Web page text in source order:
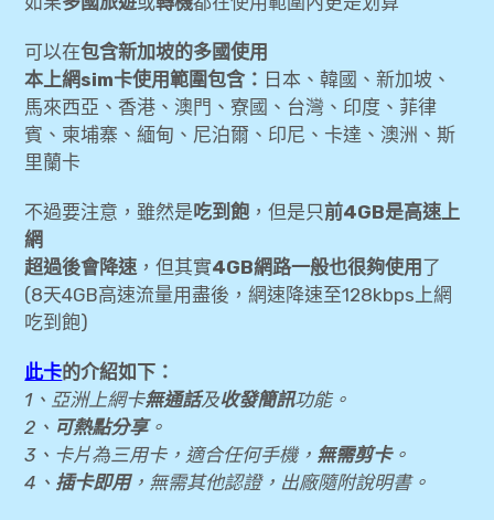
程景點參考
[飛行紀錄] 長榮航空 台北TPE✈新加坡 SIN
皇璽桂冠艙(商務艙) Kitty 彩繪機
豪華經濟艙(菁英艙)及SATS貴賓室
[新加坡旅遊] 事先購買票劵及行程參考
[新加坡旅遊] 18by3青年旅館(Eighteen By
Three Cabins)
[新加坡旅遊] 麥士威熟食中心
可以在包含新加坡的多國使用
本上網sim卡使用範圍包含： 日本、韓國、新加坡、
馬來西亞、香港、澳門、寮國、台灣、印度、菲律
賓、柬埔寨、緬甸、尼泊爾、印尼、卡達、澳洲、斯
里蘭卡
不過要注意，雖然是吃到飽 ，但是只前4GB是高速上
網
超過後會降速，但其實4GB網路一般也很夠使用 了
(8天4GB高速流量用盡後，網速降速至128kbps上網
吃到飽)
此卡的介紹如下：
1、亞洲上網卡無通話及收發簡訊功能。
2、 可熱點分享。
3、卡片為三用卡，適合任何手機， 無需剪卡。
4、 插卡即用，無需其他認證，出廠隨附說明書。